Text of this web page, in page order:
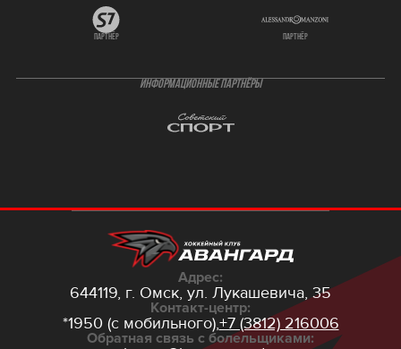
партнёр партнёр
ИНФОРМАЦИОННЫЕ ПАРТНЁРЫ
Адрес:
644119, г. Омск, ул. Лукашевича, 35
Контакт-центр:
*1950 (с мобильного),+7 (3812) 216006
Обратная связь с болельщиками: